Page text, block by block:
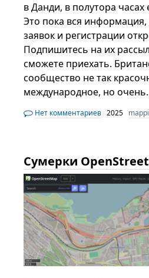
в Данди, в полутора
Это пока вся
заявок и регистрации
Подпишитесь на их
сможете приехать.
сообщество не так
международное, но
Нет комментариев 2025
Сумерки